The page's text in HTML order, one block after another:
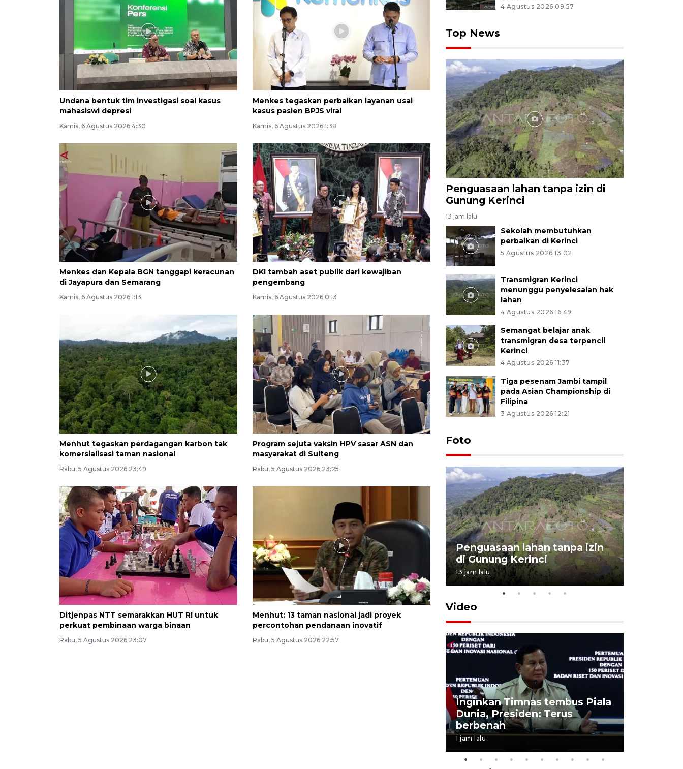
Undana bentuk tim investigasi soal kasus
mahasiswi depresi
Kamis, 6 Agustus 2026 4:30
Menkes tegaskan perbaikan layanan usai
kasus pasien BPJS viral
Kamis, 6 Agustus 2026 1:38
Menkes dan Kepala BGN tanggapi keracunan
di Jayapura dan Semarang
Kamis, 6 Agustus 2026 1:13
DKI tambah aset publik dari kewajiban
pengembang
Kamis, 6 Agustus 2026 0:13
Menhut tegaskan perdagangan karbon tak
komersialisasi taman nasional
Rabu, 5 Agustus 2026 23:49
Program sejuta vaksin HPV sasar ASN dan
masyarakat di Sulteng
Rabu, 5 Agustus 2026 23:25
Ditjenpas NTT semarakkan HUT RI untuk
perkuat pembinaan warga binaan
Rabu, 5 Agustus 2026 23:07
Menhut: 13 taman nasional jadi proyek
percontohan pendanaan inovatif
Rabu, 5 Agustus 2026 22:57
4 Agustus 2026 09:57
Top News
Penguasaan lahan tanpa izin di
Gunung Kerinci
13 jam lalu
Sekolah membutuhkan
perbaikan di Kerinci
5 Agustus 2026 13:02
Transmigran Kerinci
menunggu penyelesaian hak
lahan
4 Agustus 2026 16:49
Semangat belajar anak
transmigran desa terpencil
Kerinci
4 Agustus 2026 11:37
Tiga pesenam Jambi tampil
pada Asian Championship di
Filipina
3 Agustus 2026 12:21
Foto
Penyusutan debit air Sungai
Batang Tembesi di Jambi
3 Agustus 2026 10:57
Penguasaan lahan tanpa izin
di Gunung Kerinci
13 jam lalu
Video
Inginkan Timnas tembus Piala
Dunia, Presiden: Terus
berbenah
1 jam lalu